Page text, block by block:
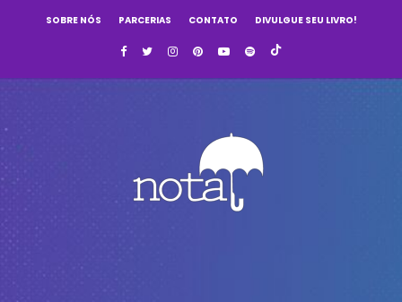
SOBRE NÓS PARCERIAS CONTATO DIVULGUE SEU LIVRO!